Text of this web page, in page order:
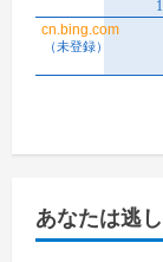
あなたは逃